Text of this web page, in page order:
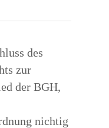
des
zur
der BGH,
nichtig